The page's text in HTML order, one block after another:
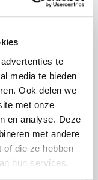
te
media te bieden
Ook delen we
met onze
en analyse. Deze
met andere
of die ze hebben
hun services.
altijd voor u klaar om
werkplaats, waar
schadeherstelvak.
die elke dag
kunt u er op rekenen
uw auto nog
wij over de
dat onze